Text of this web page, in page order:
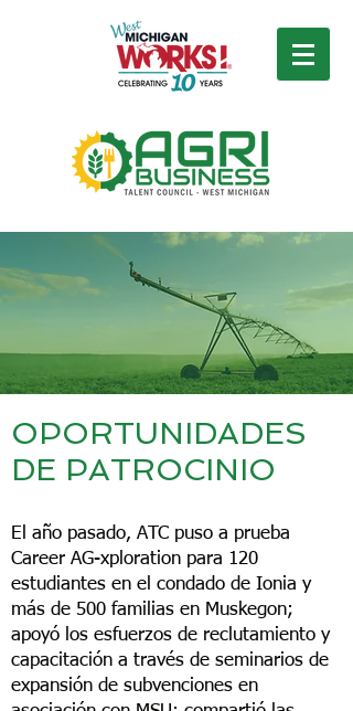
OPORTUNIDADES
DE PATROCINIO
El año pasado, ATC puso a prueba
Career AG-xploration para 120
estudiantes en el condado de Ionia y
más de 500 familias en Muskegon;
apoyó los esfuerzos de reclutamiento y
capacitación a través de seminarios de
expansión de subvenciones en